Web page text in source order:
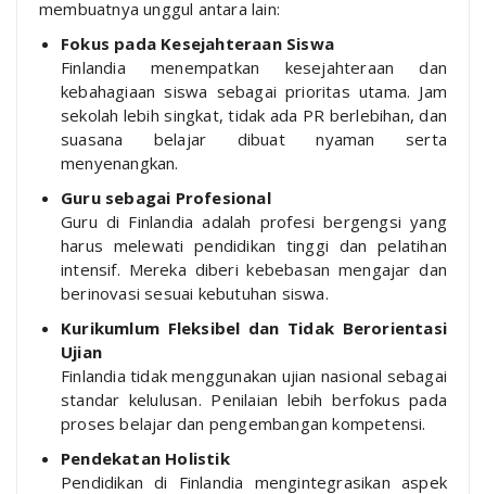
membuatnya unggul antara lain:
Fokus pada Kesejahteraan Siswa
Finlandia menempatkan kesejahteraan dan
kebahagiaan siswa sebagai prioritas utama. Jam
sekolah lebih singkat, tidak ada PR berlebihan, dan
suasana belajar dibuat nyaman serta
menyenangkan.
Guru sebagai Profesional
Guru di Finlandia adalah profesi bergengsi yang
harus melewati pendidikan tinggi dan pelatihan
intensif. Mereka diberi kebebasan mengajar dan
berinovasi sesuai kebutuhan siswa.
Kurikumlum Fleksibel dan Tidak Berorientasi
Ujian
Finlandia tidak menggunakan ujian nasional sebagai
standar kelulusan. Penilaian lebih berfokus pada
proses belajar dan pengembangan kompetensi.
Pendekatan Holistik
Pendidikan di Finlandia mengintegrasikan aspek